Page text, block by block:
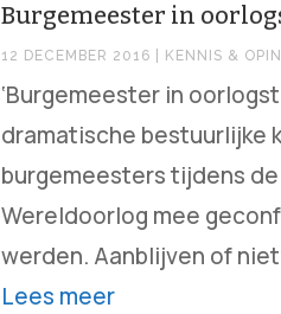
Burgemeester in
12 DECEMBER 2016 KENNIS &
‘Burgemeester in
dramatische bestuurlijke
burgemeesters tijdens
Wereldoorlog mee
werden. Aanblijven of
Lees meer